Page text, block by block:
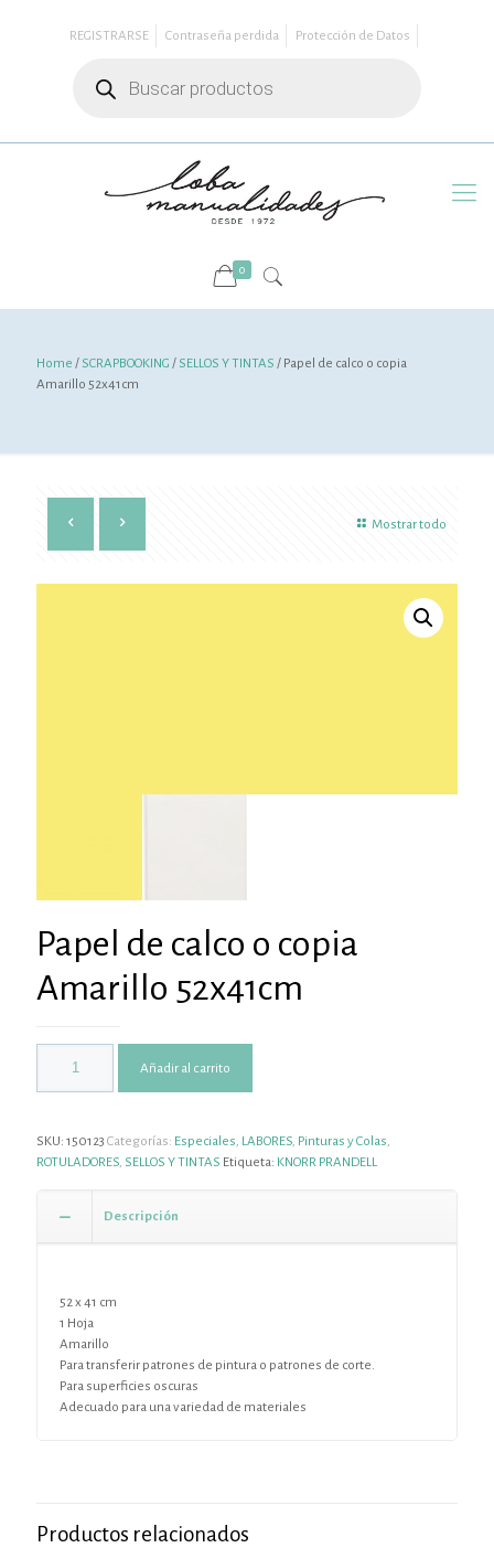
REGISTRARSE Contraseña perdida
Protección de Datos
productos
0
Home / SCRAPBOOKING / SELLOS Y TINTAS / Papel de calco o copia
Amarillo 52x41cm
Mostrar todo
Papel de calco o copia
Amarillo 52x41cm
Añadir al carrito
SKU: 150123 Categorías: Especiales LABORES Pinturas y Colas
ROTULADORES SELLOS Y TINTAS Etiqueta: KNORR PRANDELL
Descripción
52 x 41 cm
1 Hoja
Amarillo
Para transferir patrones de pintura o patrones de corte.
Para superficies oscuras
Adecuado para una variedad de materiales
Productos relacionados